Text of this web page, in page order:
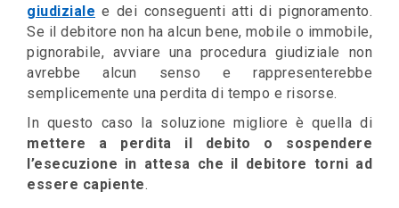
giudiziale e dei conseguenti atti di pignoramento.
Se il debitore non ha alcun bene, mobile o immobile,
pignorabile, avviare una procedura giudiziale non
avrebbe alcun senso e rappresenterebbe
semplicemente una perdita di tempo e risorse.
In questo caso la soluzione migliore è quella di
mettere a perdita il debito o sospendere
l’esecuzione in attesa che il debitore torni ad
essere capiente.